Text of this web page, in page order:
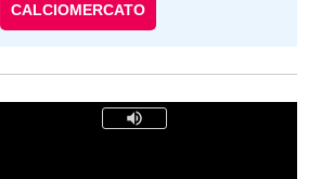
CALCIOMERCATO